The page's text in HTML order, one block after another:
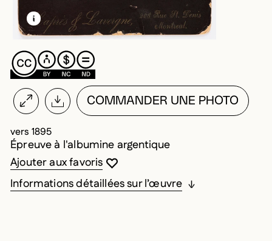
EN SAVOIR PLUS SUR CETTE IMAGE
OUVRIR LA MODALE
COMMANDER UNE PHOTO
vers 1895
Épreuve à l'albumine argentique
Vous devez être connecté pour ajouter
Fermer la modale
Ouvrir la modale
Ajouter aux favoris
Informations détaillées sur l’œuvre